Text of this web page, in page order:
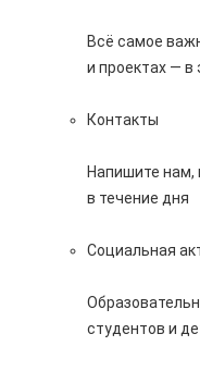
Всё самое
и проектах — в
Контакты
Напишите нам,
в течение дня
Социальная
студентов и